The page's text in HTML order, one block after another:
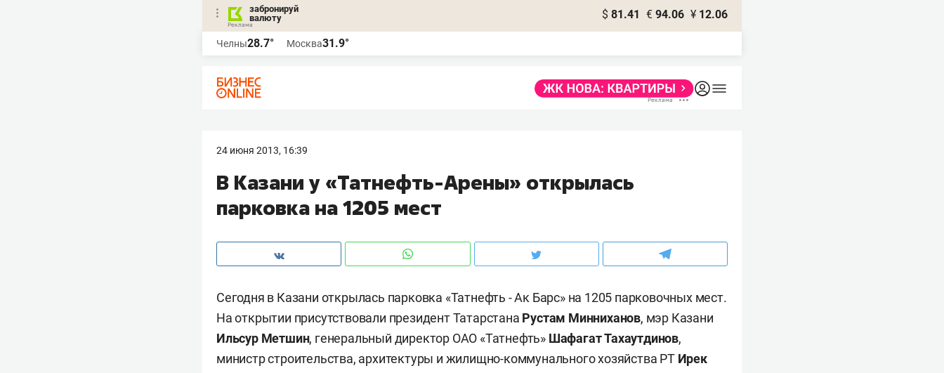
забронируй
валюту
$ 81.41 € 94.06 ¥ 12.06
Челны28.7° Москва31.9°
24 июня 2013, 16:39
В Казани у «Татнефть-Арены» открылась
парковка на 1205 мест
Сегодня в Казани открылась парковка «Татнефть - Ак Барс» на 1205 парковочных мест.
На открытии присутствовали президент Татарстана Рустам Минниханов, мэр Казани
Ильсур Метшин, генеральный директор ОАО «Татнефть» ШафагатТахаутдинов,
министр строительства, архитектуры и жилищно-коммунального хозяйства РТ Ирек